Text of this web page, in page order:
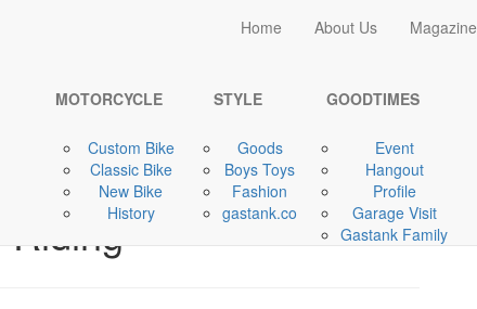
Home About Us Magazine
MOTORCYCLE
Custom Bike
Classic Bike
New Bike
History
STYLE
Goods
Boys Toys
Fashion
gastank.co
GOODTIMES
Event
Hangout
Profile
Garage Visit
Gastank Family
Home
GOODTIMES
XV | Ajak Bikers
Riding